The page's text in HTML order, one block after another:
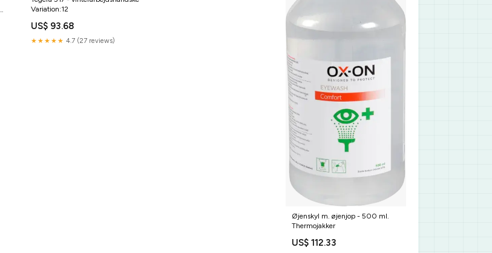
Variation:12
US$ 93.68
★★★★★ 4.7 (27 reviews)
Øjenskyl m. øjenjop - 500 ml.
Thermojakker
US$ 112.33